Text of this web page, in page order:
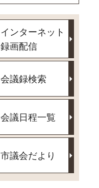
インターネット
録画配信
会議録検索
会議日程一覧
市議会だより